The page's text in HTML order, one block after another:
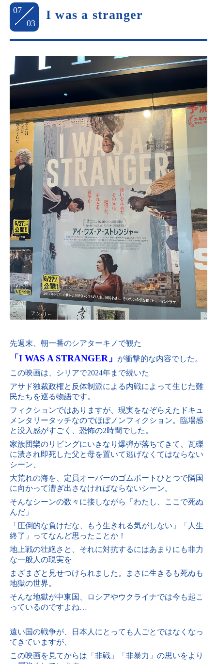
07
03
I was a stranger
先週末、朝一番のシアターキノで観た
「I WAS A STRANGER」
が衝撃的な内容でした。
この映画は、シリアで2024年まで続いた
アサド独裁政権と反体制派による内戦によって生じた難
民たちを巡る物語です。
フィクションではありますが、現実をなぞらえたドキュ
メンタリータッチなのでほぼノンフィクション。 臨場感
と没入感がすごく、恐怖の2時間でした。
家族団欒のリビングにいきなり爆弾が落ちてきて、瓦礫
に潰され即死した父と母を置いて逃げなくてはならない
シーン、
大荒れの海を、定員オーバーのゴムボートひとつで隣国
に向かって漕ぎ出さなければならないシーン。
そんなシーンの数々に接しながら「わたし、ここで死ぬ
んだ」
「圧倒的な負けだな、もう生きれる気がしない」「人生
終了」ってなんど思ったことか！
地上戦の壮絶さと、それに対抗するにはあまりにも非力
な一般人の現実を
まざまざと見せつけられました。まさに生きるも死ぬも
地獄の世界。
そんな地獄が中東国、ロシアやウクライナでは今も起こ
っているのですよね…
遠い国の戦争が、日本人にとっても人ごとではなくなっ
てきていますが、
この映画を見てからは「非戦」「非暴力」の思いをより